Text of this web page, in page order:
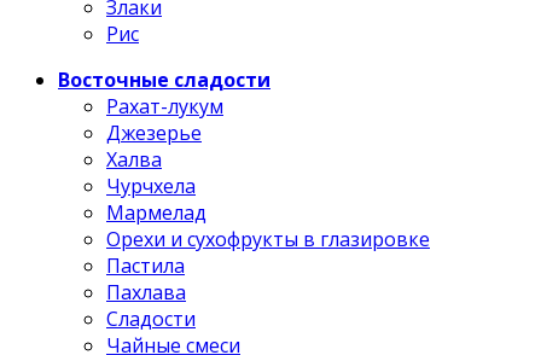
Злаки
Рис
Восточные сладости
Рахат-лукум
Джезерье
Халва
Чурчхела
Мармелад
Орехи и сухофрукты в глазировке
Пастила
Пахлава
Сладости
Чайные смеси